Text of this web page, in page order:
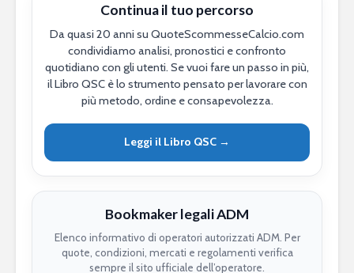
Continua il tuo percorso
Da quasi 20 anni su QuoteScommesseCalcio.com
condividiamo analisi, pronostici e confronto
quotidiano con gli utenti. Se vuoi fare un passo in più,
il Libro QSC è lo strumento pensato per lavorare con
più metodo, ordine e consapevolezza.
Leggi il Libro QSC →
Bookmaker legali ADM
Elenco informativo di operatori autorizzati ADM. Per
quote, condizioni, mercati e regolamenti verifica
sempre il sito ufficiale dell’operatore.